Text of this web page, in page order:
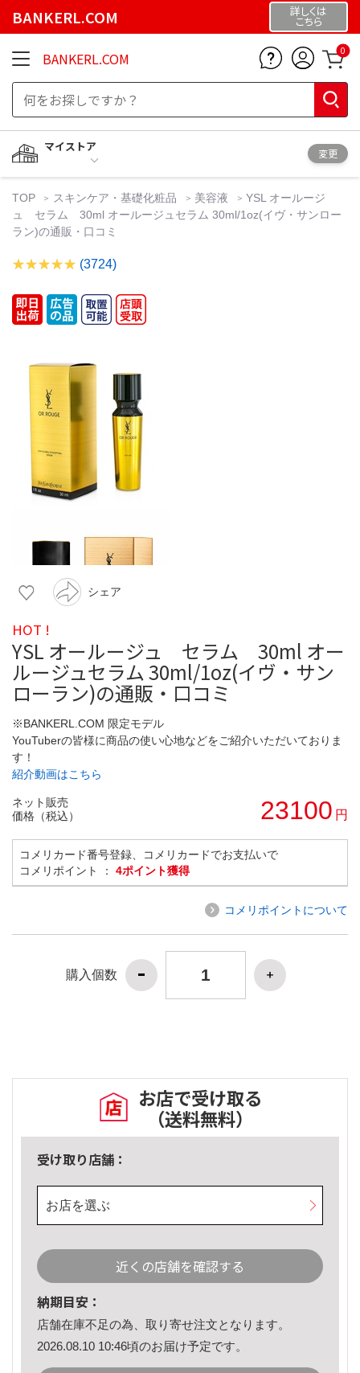
BANKERL.COM 詳しくは
こちら
BANKERL.COM 0
マイストア
変更
TOP スキンケア・基礎化粧品 美容液
YSL オールージ
ュ セラム 30ml オールージュセラム 30ml/1oz(イヴ・サンロー
ラン)の通販・口コミ
(3724)
シェア
HOT !
YSL オールージュ セラム 30ml オー
ルージュセラム 30ml/1oz(イヴ・サン
ローラン)の通販・口コミ
※BANKERL.COM 限定モデル
YouTuberの皆様に商品の使い心地などをご紹介いただいておりま
す！
紹介動画はこちら
ネット販売
価格（税込）
23100 円
コメリカード番号登録、コメリカードでお支払いで
コメリポイント ： 4ポイント獲得
コメリポイントについて
購入個数
お店で受け取る
（送料無料）
受け取り店舗：
お店を選ぶ
近くの店舗を確認する
納期目安：
店舗在庫不足の為、取り寄せ注文となります。
2026.08.10 10:46頃のお届け予定です。